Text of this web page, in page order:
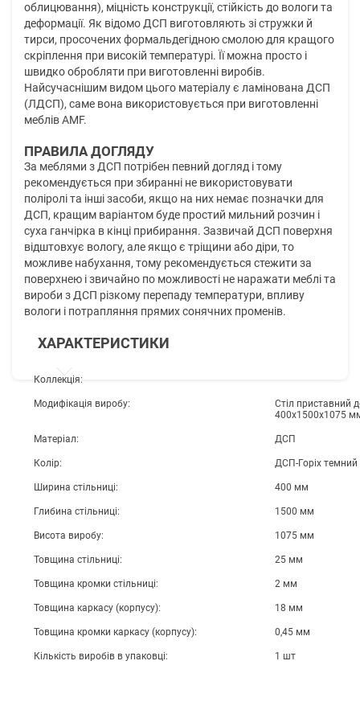
облицювання), міцність конструкції, стійкість до вологи та
деформації. Як відомо ДСП виготовляють зі стружки й
тирси, просочених формальдегідною смолою для кращого
скріплення при високій температурі. Її можна просто і
швидко обробляти при виготовленні виробів.
Найсучаснішим видом цього матеріалу є ламінована ДСП
(ЛДСП), саме вона використовується при виготовленні
меблів AMF.
ПРАВИЛА ДОГЛЯДУ
За меблями з ДСП потрібен певний догляд і тому
рекомендується при збиранні не використовувати
поліролі та інші засоби, якщо на них немає позначки для
ДСП, кращим варіантом буде простий мильний розчин і
суха ганчірка в кінці прибирання. Зазвичай ДСП поверхня
відштовхує вологу, але якщо є тріщини або діри, то
можливе набухання, тому рекомендується стежити за
поверхнею і звичайно по можливості не наражати меблі та
вироби з ДСП різкому перепаду температури, впливу
вологи і потрапляння прямих сонячних променів.
ХАРАКТЕРИСТИКИ
Коллекція:
Модифікація виробу:
Стіл приставний
400х1500х1075
Матеріал: ДСП
Колір: ДСП-Горіх темний
Ширина стільниці: 400 мм
Глибина стільниці: 1500 мм
Висота виробу: 1075 мм
Товщина стільниці: 25 мм
Товщина кромки стільниці: 2 мм
Товщина каркасу (корпусу): 18 мм
Товщина кромки каркасу (корпусу): 0,45 мм
Кількість виробів в упаковці: 1 шт